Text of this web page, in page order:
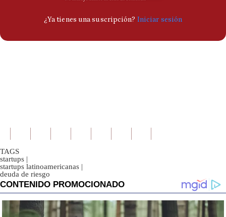
TAGS
startups |
startups latinoamericanas |
deuda de riesgo